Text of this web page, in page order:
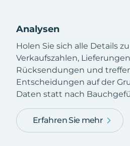
Analysen
Holen Sie sich alle Details
Verkaufszahlen,
Rücksendungen und
Entscheidungen auf der
Daten statt nach
Erfahren Sie mehr